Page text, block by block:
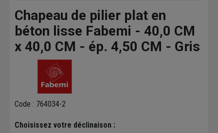
Chapeau de pilier plat en
béton lisse Fabemi - 40,0 CM
x 40,0 CM - ép. 4,50 CM - Gris
Code : 764034-2
Choisissez votre déclinaison :